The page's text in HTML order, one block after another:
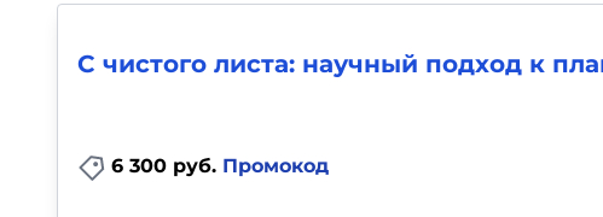
С чистого листа: научный подход к
6 300 руб. Промокод